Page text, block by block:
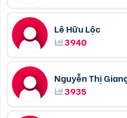
Lê Hữu Lộc
3940
Nguyễn Thị
3935